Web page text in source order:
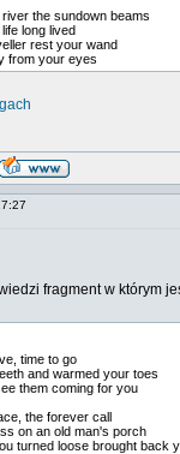
the sundown beams
long lived
rest your wand
from your eyes
fragment w którym
time to go
and warmed your toes
them coming for you
the forever call
on an old man's porch
turned loose brought back